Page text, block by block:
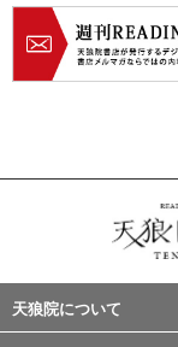
天狼院について